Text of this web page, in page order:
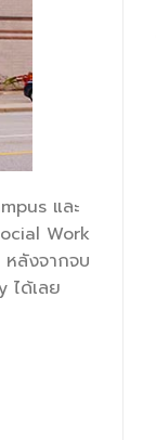
และ
Work
ลังจากจบ
ได้เลย